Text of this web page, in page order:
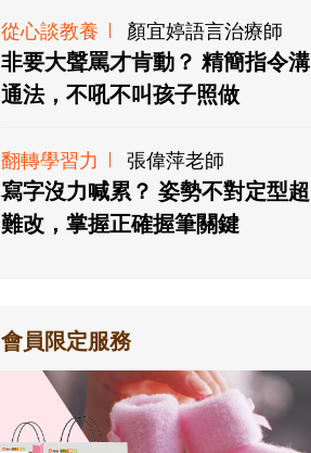
從心談教養 顏宜婷語言治療師
非要大聲罵才肯動？ 精簡指令溝
通法，不吼不叫孩子照做
翻轉學習力 張偉萍老師
寫字沒力喊累？ 姿勢不對定型超
難改，掌握正確握筆關鍵
會員限定服務